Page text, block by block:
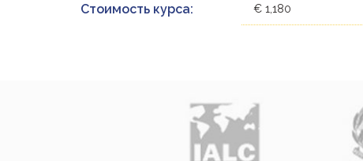
Стоимость курса: € 1,180